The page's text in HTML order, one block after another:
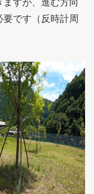
すが、進む方向
です（反時計周